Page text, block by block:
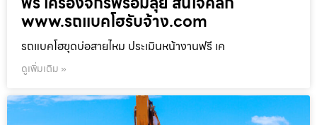
www.รถแบคโฮรับจ้าง.com
รถแบคโฮขุดบ่อสายไหม ประเมินหน้างานฟรี เค
ดูเพิ่มเติม »